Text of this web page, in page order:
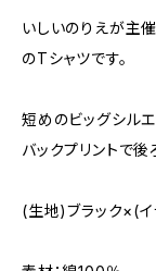
いしいのりえが主催
のTシャツです。
短めのビッグシルエ
バックプリントで
(生地)ブラック×(イ